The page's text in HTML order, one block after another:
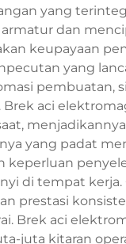
yang
dan
keupayaan
yang
pembuatan,
Brek aci
yang padat
keperluan
di tempat kerja.
prestasi
Brek aci
juta kitaran